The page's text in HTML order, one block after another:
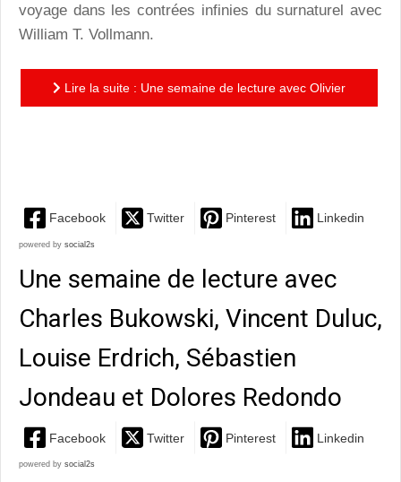
voyage dans les contrées infinies du surnaturel avec
William T. Vollmann.
Lire la suite : Une semaine de lecture avec Olivier
Facebook Twitter Pinterest Linkedin
powered by social2s
Une semaine de lecture avec
Charles Bukowski, Vincent Duluc,
Louise Erdrich, Sébastien
Jondeau et Dolores Redondo
Facebook Twitter Pinterest Linkedin
powered by social2s